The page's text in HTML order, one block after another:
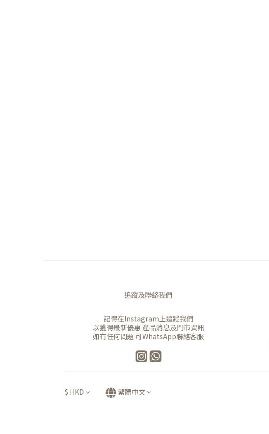
追蹤及聯絡我們
記得在Instagram上追蹤我們
以獲得最新優惠 產品消息及門市資訊
如有任何問題 可WhatsApp聯絡客服
$ HKD 繁體中文